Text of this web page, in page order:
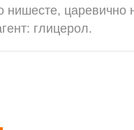
нишесте, царевично
глицерол.